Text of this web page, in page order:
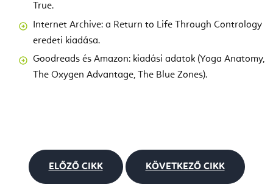
True.
Internet Archive: a Return to Life Through Contrology
eredeti kiadása.
Goodreads és Amazon: kiadási adatok (Yoga Anatomy,
The Oxygen Advantage, The Blue Zones).
ELŐZŐ CIKK KÖVETKEZŐ CIKK